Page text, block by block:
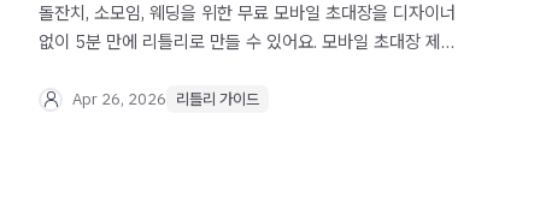
돌잔치, 소모임, 웨딩을 위한 무료 모바일 초대장을 디자이너
없이 5분 만에 리틀리로 만들 수 있어요. 모바일 초대장 제작
Apr 26, 2026 리틀리 가이드